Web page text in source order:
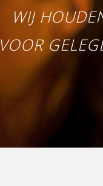
WIJ
VOOR